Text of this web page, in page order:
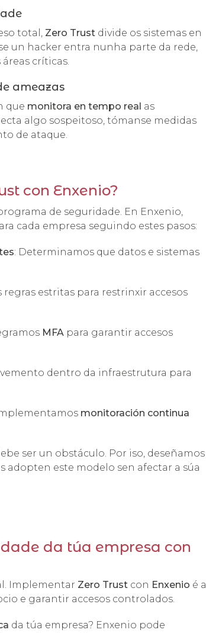
total, Zero Trust divide os sistemas en
un hacker entra nunha parte da rede,
críticas.
ameazas
que monitora en tempo real as
algo sospeitoso, tómanse medidas
de ataque.
con Enxenio?
de seguridade. En Enxenio,
cada empresa seguindo estes pasos:
: Determinamos que datos e sistemas
regras estritas para restrinxir accesos
MFA para garantir accesos
dentro da infraestrutura para
monitoración continua
ser un obstáculo. Por iso, deseñamos
adopten este modelo sen afectar a súa
da túa empresa con
Implementar Zero Trust con Enxenio é a
e garantir accesos controlados.
da túa empresa? Enxenio pode